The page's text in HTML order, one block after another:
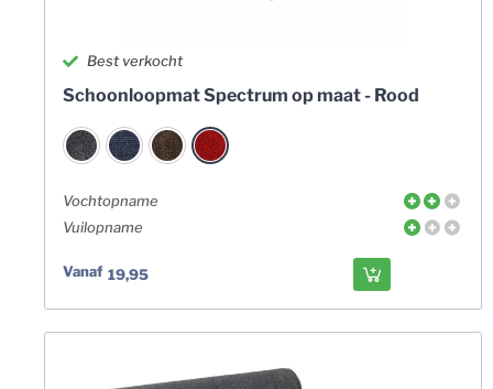
Best verkocht
Schoonloopmat Spectrum op maat - Rood
Vochtopname
Vuilopname
Vanaf 19,95